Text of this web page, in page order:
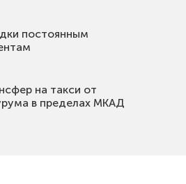
постоянным
на такси от
в пределах МКАД